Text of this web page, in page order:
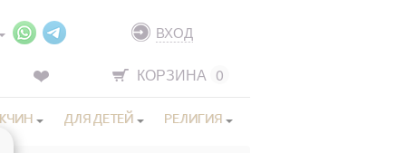
ВХОД
КОРЗИНА 0
ДЛЯ ДЕТЕЙ РЕЛИГИЯ